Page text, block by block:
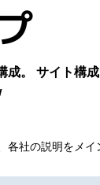
成。 サイト構
社の説明をメイ